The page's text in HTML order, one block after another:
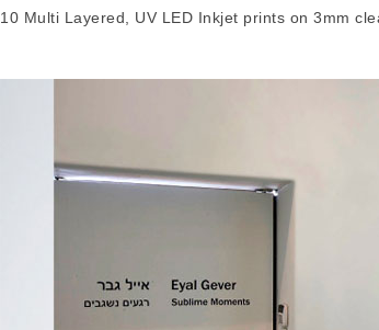
10 Multi Layered, UV LED Inkjet prints on 3mm